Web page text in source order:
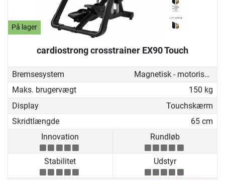
På lager
cardiostrong crosstrainer EX90 Touch
Bremsesystem
Magnetisk - motoriseret
Maks. brugervægt
150 kg
Display
Touchskærm
Skridtlængde
65 cm
Innovation
Rundløb
Stabilitet Udstyr